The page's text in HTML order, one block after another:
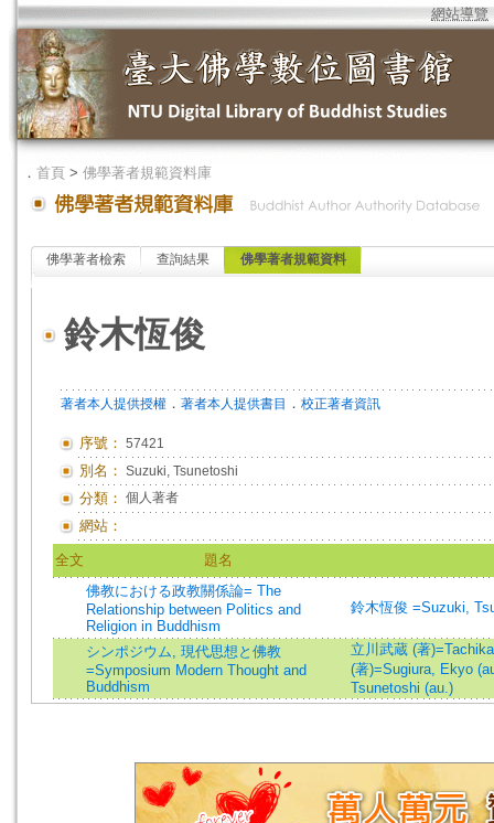
網站導覽
． 首頁 > 佛學著者規範資料庫
佛學著者檢索 查詢結果 佛學著者規範資料
鈴木恆俊
著者本人提供授權 ． 著者本人提供書目 ． 校正著者資訊
序號： 57421
別名： Suzuki, Tsunetoshi
分類： 個人著者
網站：
全文
題名
佛教における政教關係論= The
Relationship between Politics and
Religion in Buddhism
鈴木恆俊 =Suzuki,
シンポジウム, 現代思想と佛教
=Symposium Modern Thought and
Buddhism
立川武蔵 (著
(著)=Sugiura, Ekyo
Tsunetoshi (au.)